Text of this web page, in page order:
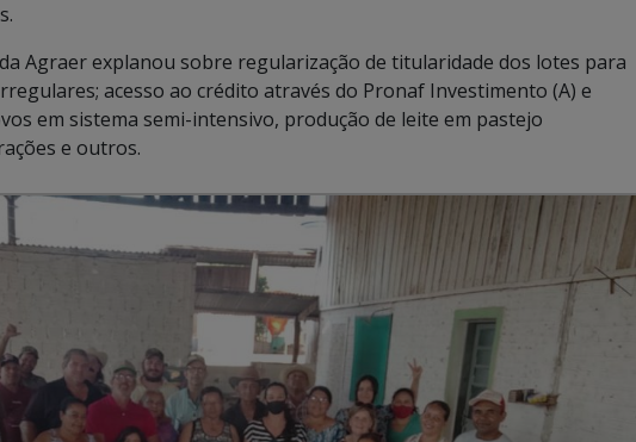
Agraer explanou sobre regularização de titularidade dos lotes para
acesso ao crédito através do Pronaf Investimento (A) e
em sistema semi-intensivo, produção de leite em pastejo
e outros.